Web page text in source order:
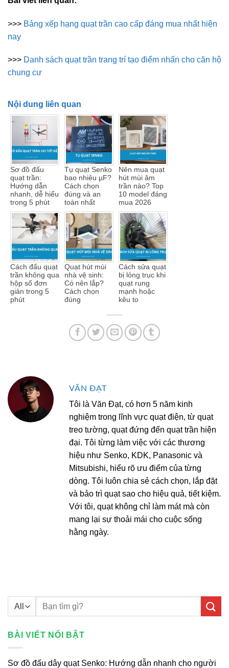
>>> Bảng xếp hạng quạt trần cao cấp đáng mua nhất hiện
nay
>>> Danh sách quạt trần trang trí tạo điểm nhấn cho căn hộ
chung cư
Nội dung liên quan
Sơ đồ đấu
quạt trần:
Hướng dẫn
nhanh, dễ hiểu
trong 5 phút
Tụ quạt Senko
bao nhiêu µF?
Cách chọn
đúng và an
toàn nhất
Nên mua quạt
hút mùi âm
trần nào? Top
10 model đáng
mua 2026
Cách đấu quạt
trần không qua
hộp số đơn
giản trong 5
phút
Quạt hút mùi
nhà vệ sinh:
Có nên lắp?
Cách chọn
đúng
Cách sửa quạt
bị lỏng trục khi
quạt rung
mạnh hoặc
kêu to
VĂN ĐẠT
Tôi là Văn Đạt, có hơn 5 năm kinh
nghiệm trong lĩnh vực quạt điện, từ quạt
treo tường, quạt đứng đến quạt trần hiện
đại. Tôi từng làm việc với các thương
hiệu như Senko, KDK, Panasonic và
Mitsubishi, hiểu rõ ưu điểm của từng
dòng. Tôi luôn chia sẻ cách chọn, lắp đặt
và bảo trì quạt sao cho hiệu quả, tiết kiệm.
Với tôi, quạt không chỉ làm mát mà còn
mang lại sự thoải mái cho cuộc sống
hằng ngày.
Tìm
BÀI VIẾT NỔI BẬT
Sơ đồ đấu dây quạt Senko: Hướng dẫn nhanh cho người